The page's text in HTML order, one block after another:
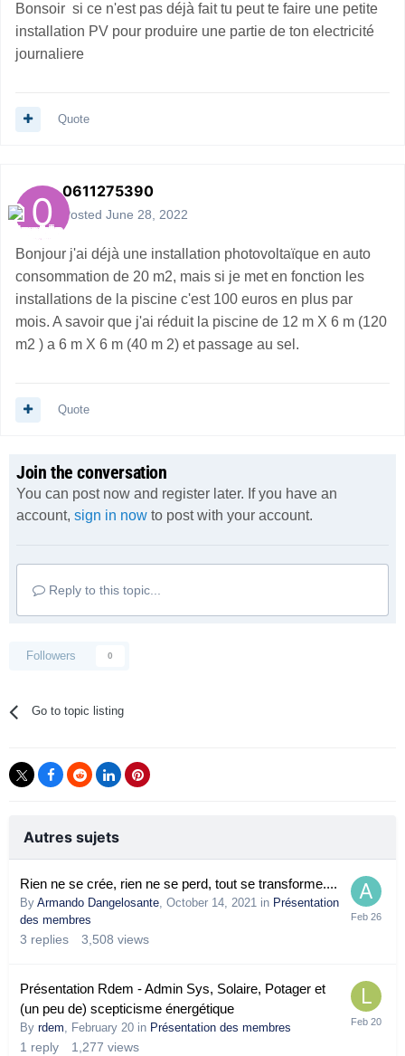
Bonsoir si ce n'est pas déjà fait tu peut te faire une petite
installation PV pour produire une partie de ton electricité
journaliere
Quote
0611275390
Posted June 28, 2022
Bonjour j'ai déjà une installation photovoltaïque en auto
consommation de 20 m2, mais si je met en fonction les
installations de la piscine c'est 100 euros en plus par
mois. A savoir que j'ai réduit la piscine de 12 m X 6 m (120
m2 ) a 6 m X 6 m (40 m 2) et passage au sel.
Quote
Join the conversation
You can post now and register later. If you have an
account, sign in now to post with your account.
Reply to this topic...
Followers 0
Go to topic listing
Autres sujets
Rien ne se crée, rien ne se perd, tout se transforme....
By Armando Dangelosante, October 14, 2021 in Présentation
des membres
3 replies 3,508 views
Présentation Rdem - Admin Sys, Solaire, Potager et
(un peu de) scepticisme énergétique
By rdem, February 20 in Présentation des membres
1 reply 1,277 views